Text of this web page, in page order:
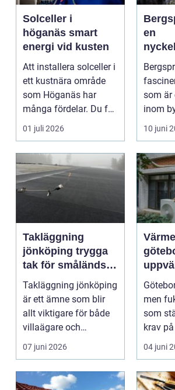
Solceller i
höganäs smart
energi vid kusten
Att installera solceller i
ett kustnära område
som Höganäs har
många fördelar. Du får
lägre elkostna...
01 juli 2026
en
som är
inom
10 juni
Takläggning
jönköping trygga
tak för småländskt
väder
Takläggning jönköping
är ett ämne som blir
allt viktigare för både
villaägare och
fastighetsägare i ...
07 juni 2026
göteborg
men
som
krav
Vind,
04 juni